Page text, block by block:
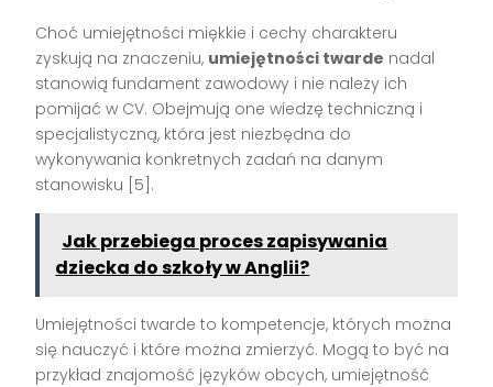
Choć umiejętności miękkie i cechy charakteru
zyskują na znaczeniu, umiejętności twarde nadal
stanowią fundament zawodowy i nie należy ich
pomijać w CV. Obejmują one wiedzę techniczną i
specjalistyczną, która jest niezbędna do
wykonywania konkretnych zadań na danym
stanowisku [5].
Jak przebiega proces zapisywania
dziecka do szkoły w Anglii?
Umiejętności twarde to kompetencje, których można
się nauczyć i które można zmierzyć. Mogą to być na
przykład znajomość języków obcych, umiejętność